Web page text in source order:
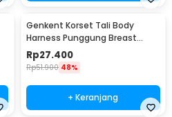
Genkent Korset Tali Body
Harness Punggung Breast
Support M - BBJ-16
Rp27.400
Rp51.900 48%
+ Keranjang